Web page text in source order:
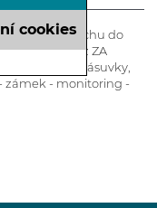
vlhkosti vzduchu do
230V/50Hz ZA
modul 2 - 2 zásuvky,
- zámek - monitoring -
cookies